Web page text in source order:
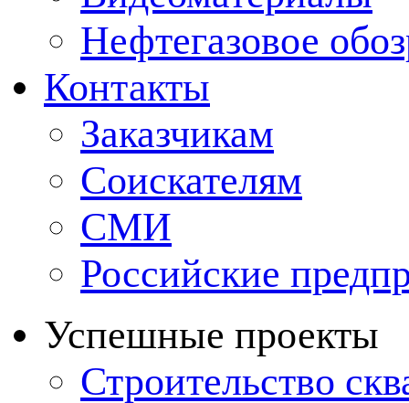
Нефтегазовое
Контакты
Заказчикам
Соискателям
СМИ
Российские
Успешные проекты
Строительство